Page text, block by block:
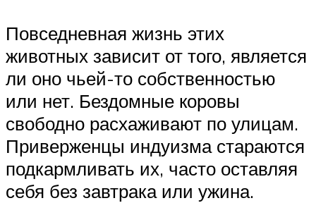
Повседневная жизнь этих
животных зависит от того, является
ли оно чьей-то собственностью
или нет. Бездомные коровы
свободно расхаживают по улицам.
Приверженцы индуизма стараются
подкармливать их, часто оставляя
себя без завтрака или ужина.